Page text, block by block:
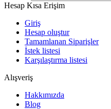
Hesap Kısa Erişim
Giriş
Hesap oluştur
Tamamlanan Siparişler
İstek listesi
Karşılaştırma listesi
Alışveriş
Hakkımızda
Blog